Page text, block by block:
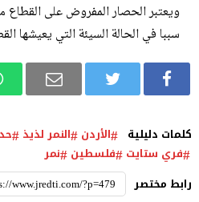
ويعتبر الحصار المفروض على القطاع
سببا في الحالة السيئة التي يعيشها
كلمات دليلية الأردن النمر لذيذ
فري ستايت فلسطين نمر
رابط مختصر